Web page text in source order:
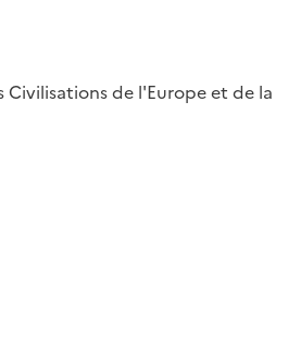
Civilisations de l'Europe et de la